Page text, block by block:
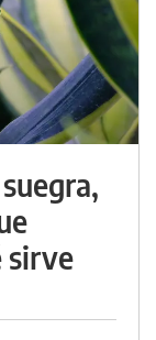
sirve